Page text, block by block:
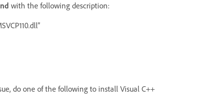
with the following description:
do one of the following to install Visual C++